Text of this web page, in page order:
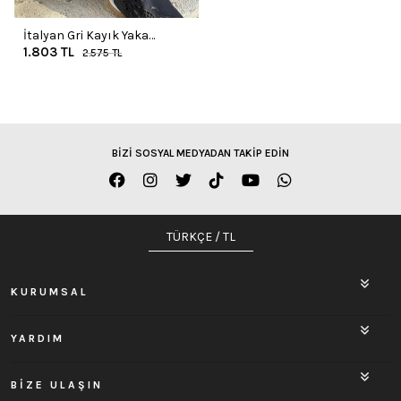
İtalyan Gri Kayık Yaka
Yumuşak Dokulu Omzu
1.803 TL 2.575TL
BİZİ SOSYAL MEDYADAN TAKİP EDİN
TÜRKÇE / TL
KURUMSAL
YARDIM
BİZE ULAŞIN